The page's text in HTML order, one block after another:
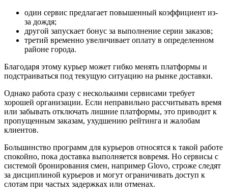
один сервис предлагает повышенный коэффициент из-
за дождя;
другой запускает бонус за выполнение серии заказов;
третий временно увеличивает оплату в определенном
районе города.
Благодаря этому курьер может гибко менять платформы и
подстраиваться под текущую ситуацию на рынке доставки.
Однако работа сразу с несколькими сервисами требует
хорошей организации. Если неправильно рассчитывать время
или забывать отключать лишние платформы, это приводит к
пропущенным заказам, ухудшению рейтинга и жалобам
клиентов.
Большинство программ для курьеров относятся к такой работе
спокойно, пока доставка выполняется вовремя. Но сервисы с
системой бронирования смен, например Glovo, строже следят
за дисциплиной курьеров и могут ограничивать доступ к
слотам при частых задержках или отменах.